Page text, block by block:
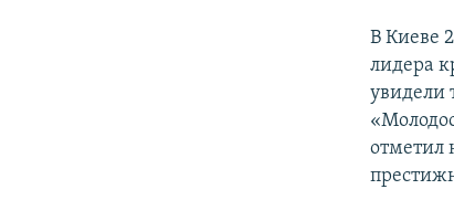
В Киеве
лидера
увидели
отметил